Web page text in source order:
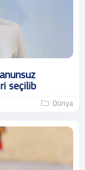
seçilib
Dünya